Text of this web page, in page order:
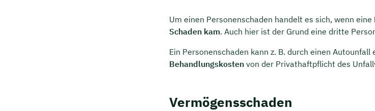
Um einen Personenschaden handelt es sich, wenn eine
Schaden kam. Auch hier ist der Grund eine dritte
Ein Personenschaden kann z. B. durch einen
Behandlungskosten von der Privathaftpflicht des
Vermögensschaden
🗓️ Wählen Sie jetzt Ihren
Meeting buchen